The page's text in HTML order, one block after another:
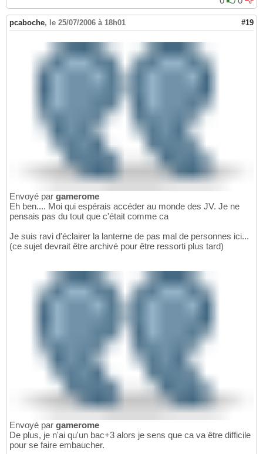
pcaboche, le 25/07/2006 à 18h01 #19
Envoyé par gamerome
Eh ben.... Moi qui espérais accéder au monde des JV. Je ne
pensais pas du tout que c'était comme ca
Je suis ravi d'éclairer la lanterne de pas mal de personnes ici...
(ce sujet devrait être archivé pour être ressorti plus tard)
Envoyé par gamerome
De plus, je n'ai qu'un bac+3 alors je sens que ca va être difficile
pour se faire embaucher.